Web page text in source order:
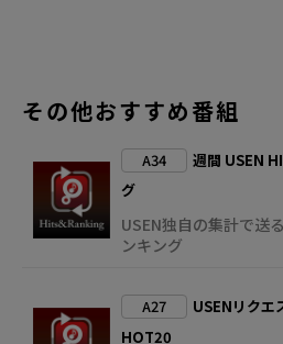
その他おすすめ番組
A34
週間 USEN
グ
USEN独自の集計で送
ンキング
A27
USENリクエ
HOT20